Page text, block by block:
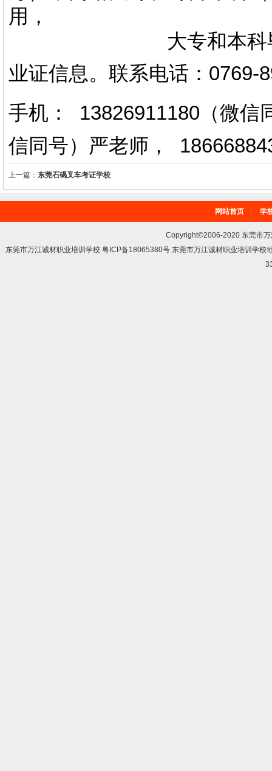
用，
大专和本科毕业证
业证信息。 联系电话 ： 0769-
手机： 13826911180（微信
信同号）严老师 ，
上一篇： 东莞石碣叉车考证学校
网站首页 学
Copyright©2006-2020 东莞市
东莞市万江诚材职业培训学校 粤ICP备18065380号 东莞市万江诚材职业培训学